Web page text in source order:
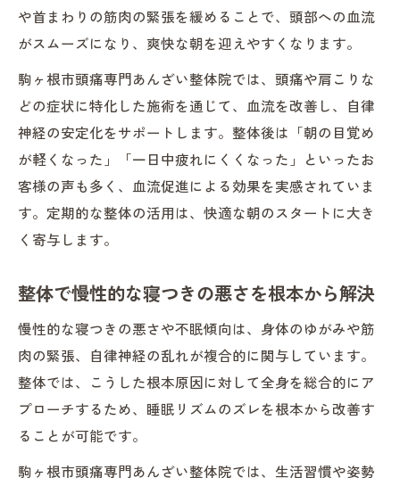
や首まわりの筋肉の緊張を緩めることで、頭部への血流
がスムーズになり、爽快な朝を迎えやすくなります。
駒ヶ根市頭痛専門あんざい整体院では、頭痛や肩こりな
どの症状に特化した施術を通じて、血流を改善し、自律
神経の安定化をサポートします。整体後は「朝の目覚め
が軽くなった」「一日中疲れにくくなった」といったお
客様の声も多く、血流促進による効果を実感されていま
す。定期的な整体の活用は、快適な朝のスタートに大き
く寄与します。
整体で慢性的な寝つきの悪さを根本から解決
慢性的な寝つきの悪さや不眠傾向は、身体のゆがみや筋
肉の緊張、自律神経の乱れが複合的に関与しています。
整体では、こうした根本原因に対して全身を総合的にア
プローチするため、睡眠リズムのズレを根本から改善す
ることが可能です。
駒ヶ根市頭痛専門あんざい整体院では、生活習慣や姿勢